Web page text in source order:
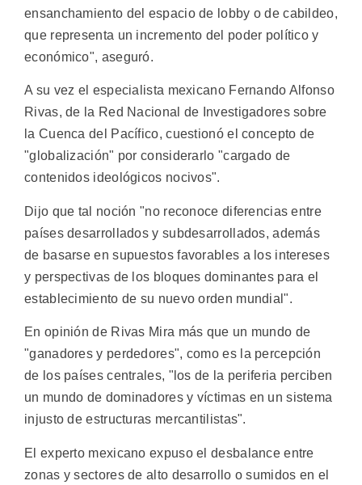
ensanchamiento del espacio de lobby o de cabildeo,
que representa un incremento del poder político y
económico", aseguró.
A su vez el especialista mexicano Fernando Alfonso
Rivas, de la Red Nacional de Investigadores sobre
la Cuenca del Pacífico, cuestionó el concepto de
"globalización" por considerarlo "cargado de
contenidos ideológicos nocivos".
Dijo que tal noción "no reconoce diferencias entre
países desarrollados y subdesarrollados, además
de basarse en supuestos favorables a los intereses
y perspectivas de los bloques dominantes para el
establecimiento de su nuevo orden mundial".
En opinión de Rivas Mira más que un mundo de
"ganadores y perdedores", como es la percepción
de los países centrales, "los de la periferia perciben
un mundo de dominadores y víctimas en un sistema
injusto de estructuras mercantilistas".
El experto mexicano expuso el desbalance entre
zonas y sectores de alto desarrollo o sumidos en el